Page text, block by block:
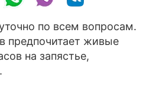
по всем вопросам.
предпочитает живые
на запястье,